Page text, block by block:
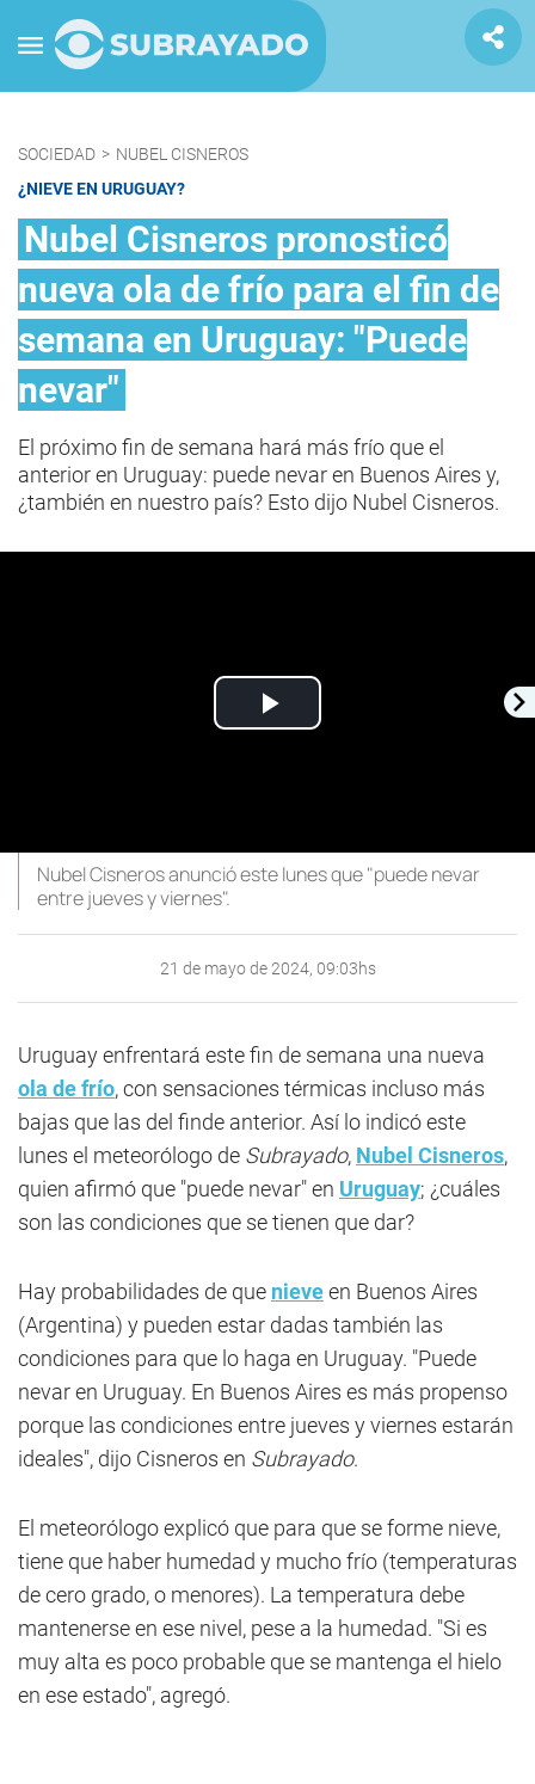
SOCIEDAD > NUBEL CISNEROS
¿NIEVE EN URUGUAY?
Nubel Cisneros pronosticó
nueva ola de frío para el fin de
semana en Uruguay: "Puede
nevar"
El próximo fin de semana hará más frío que el
anterior en Uruguay: puede nevar en Buenos Aires y,
¿también en nuestro país? Esto dijo Nubel Cisneros.
Play
Nubel Cisneros anunció este lunes que "puede nevar
entre jueves y viernes".
21 de mayo de 2024, 09:03hs
Uruguay enfrentará este fin de semana una nueva
ola de frío, con sensaciones térmicas incluso más
bajas que las del finde anterior. Así lo indicó este
lunes el meteorólogo de Subrayado, Nubel Cisneros,
quien afirmó que "puede nevar" en Uruguay; ¿cuáles
son las condiciones que se tienen que dar?
Hay probabilidades de que nieveen Buenos Aires
(Argentina) y pueden estar dadas también las
condiciones para que lo haga en Uruguay. "Puede
nevar en Uruguay. En Buenos Aires es más propenso
porque las condiciones entre jueves y viernes estarán
ideales", dijo Cisneros en Subrayado.
El meteorólogo explicó que para que se forme nieve,
tiene que haber humedad y mucho frío (temperaturas
de cero grado, o menores). La temperatura debe
mantenerse en ese nivel, pese a la humedad. "Si es
muy alta es poco probable que se mantenga el hielo
en ese estado", agregó.